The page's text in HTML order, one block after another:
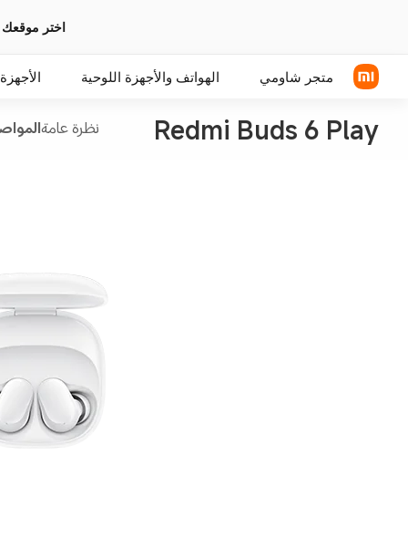
اختر موقعك
متجر شاومي الهواتف والأجهزة اللوحية
Redmi Buds 6 Play نظرة عامة